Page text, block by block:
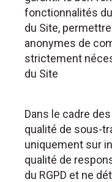
fonctionnalités
du Site,
anonymes de
strictement
du Site
Dans le cadre
qualité de sous-
uniquement sur
qualité de
du RGPD et ne